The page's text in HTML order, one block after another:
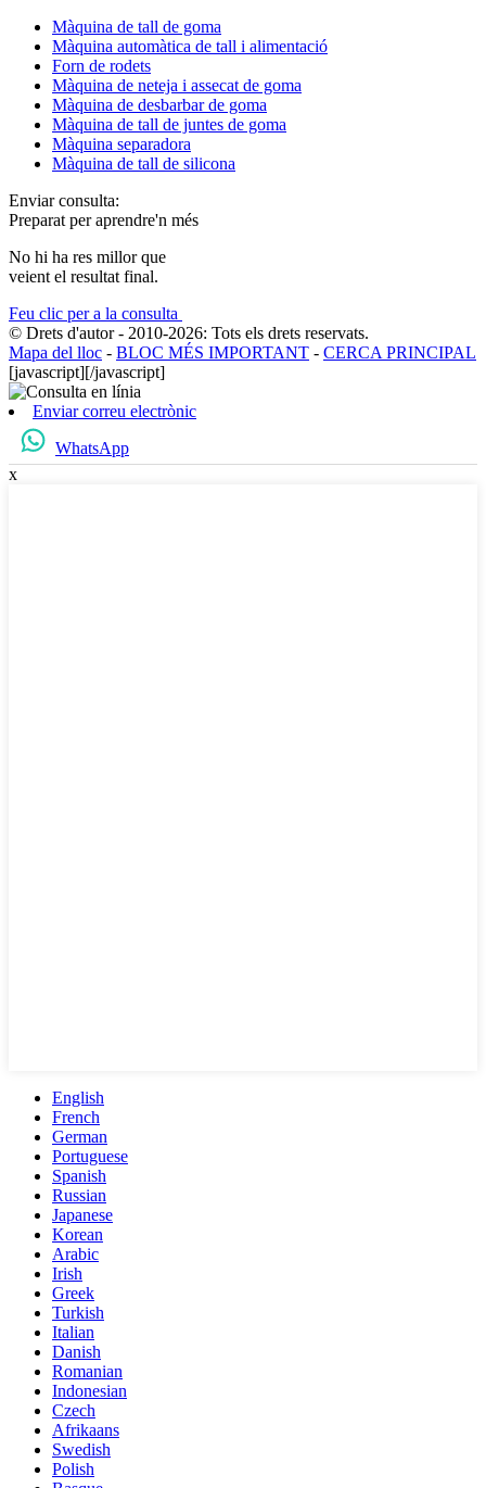
Màquina de tall de goma
Màquina automàtica de tall i alimentació
Forn de rodets
Màquina de neteja i assecat de goma
Màquina de desbarbar de goma
Màquina de tall de juntes de goma
Màquina separadora
Màquina de tall de silicona
Enviar consulta:
Preparat per aprendre'n més
No hi ha res millor que
veient el resultat final.
Feu clic per a la consulta
© Drets d'autor - 2010-2026: Tots els drets reservats.
Mapa del lloc - BLOC MÉS IMPORTANT - CERCA PRINCIPAL
[javascript][/javascript]
Enviar correu electrònic
WhatsApp
x
English
French
German
Portuguese
Spanish
Russian
Japanese
Korean
Arabic
Irish
Greek
Turkish
Italian
Danish
Romanian
Indonesian
Czech
Afrikaans
Swedish
Polish